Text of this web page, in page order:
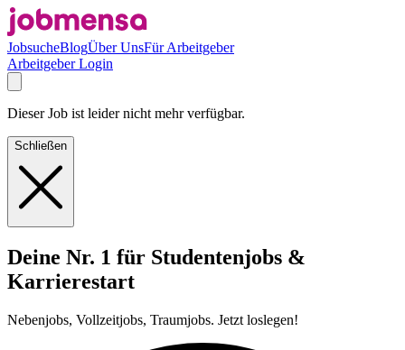
JobsucheBlogÜber UnsFür Arbeitgeber
Arbeitgeber Login
Dieser Job ist leider nicht mehr verfügbar.
Schließen
Deine Nr. 1 für Studentenjobs &
Karrierestart
Nebenjobs, Vollzeitjobs, Traumjobs. Jetzt loslegen!